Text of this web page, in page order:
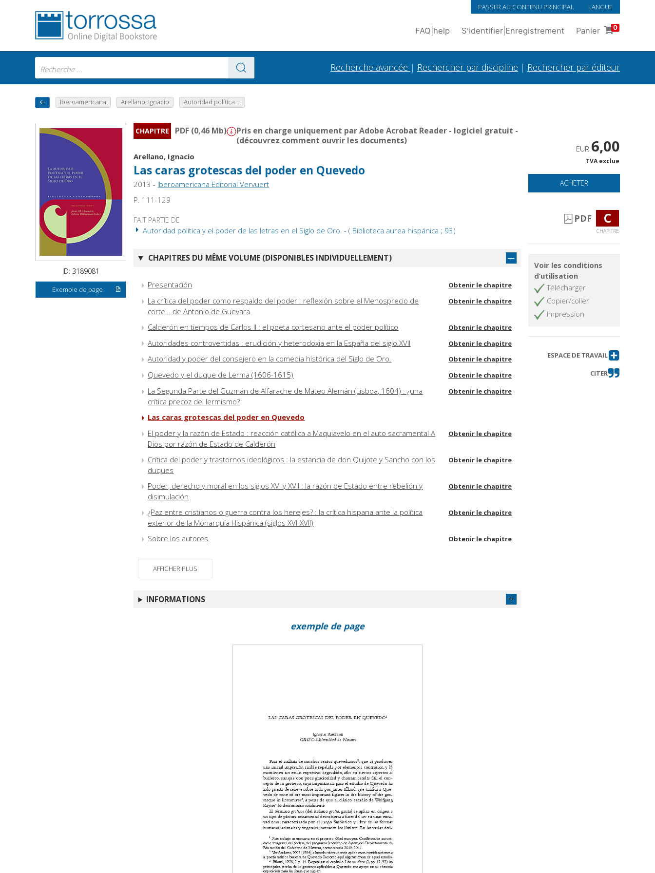
PASSER AU CONTENU PRINCIPAL LANGUE
FAQ help S'identifier Enregistrement Panier 0
Recherche avancée | Rechercher par discipline | Rechercher par éditeur
Iberoamericana Arellano, Ignacio Autoridad política ...
ID: 3189081
Exemple de page
CHAPITRE PDF (0,46 Mb)
Pris en charge uniquement par Adobe Acrobat Reader - logiciel gratuit -
(découvrez comment ouvrir les documents)
Arellano, Ignacio
Las caras grotescas del poder en Quevedo
2013 - Iberoamericana Editorial Vervuert
P. 111-129
FAIT PARTIE DE
Autoridad política y el poder de las letras en el Siglo de Oro. - ( Biblioteca aurea hispánica ; 93)
CHAPITRES DU MÊME VOLUME (DISPONIBLES INDIVIDUELLEMENT)
Presentación Obtenir le chapitre
La crítica del poder como respaldo del poder : reflexión sobre el Menosprecio de
corte… de Antonio de Guevara
Obtenir le chapitre
Calderón en tiempos de Carlos II : el poeta cortesano ante el poder político Obtenir le chapitre
Autoridades controvertidas : erudición y heterodoxia en la España del siglo XVII Obtenir le chapitre
Autoridad y poder del consejero en la comedia histórica del Siglo de Oro. Obtenir le chapitre
Quevedo y el duque de Lerma (1606-1615) Obtenir le chapitre
La Segunda Parte del Guzmán de Alfarache de Mateo Alemán (Lisboa, 1604) : ¿una
crítica precoz del lermismo?
Obtenir le chapitre
Las caras grotescas del poder en Quevedo
El poder y la razón de Estado : reacción católica a Maquiavelo en el auto sacramental A
Dios por razón de Estado de Calderón
Obtenir le chapitre
Crítica del poder y trastornos ideológicos : la estancia de don Quijote y Sancho con los
duques
Obtenir le chapitre
Poder, derecho y moral en los siglos XVI y XVII : la razón de Estado entre rebelión y
disimulación
Obtenir le chapitre
¿Paz entre cristianos o guerra contra los herejes? : la crítica hispana ante la política
exterior de la Monarquía Hispánica (siglos XVI-XVII)
Obtenir le chapitre
Sobre los autores Obtenir le chapitre
AFFICHER PLUS
INFORMATIONS
EUR 6,00
TVA exclue
ACHETER
PDF C
CHAPITRE
Voir les conditions
d’utilisation
Télécharger
Copier/coller
Impression
ESPACE DE TRAVAIL
CITER
exemple de page